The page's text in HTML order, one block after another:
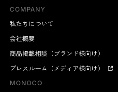
COMPANY
私たちについて
会社概要
商品掲載相談（ブランド様向け）
プレスルーム（メディア様向け）
MONOCO